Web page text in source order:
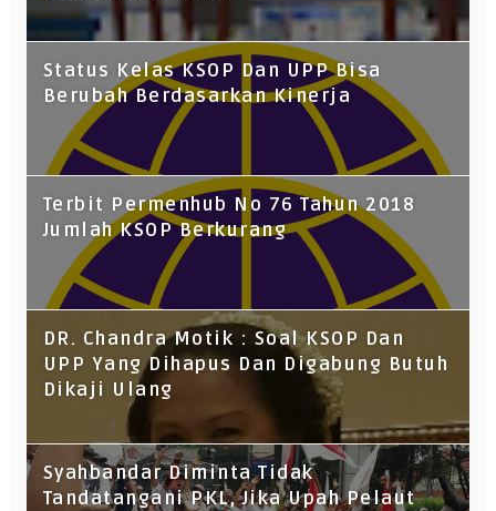
Status Kelas KSOP Dan UPP Bisa
Berubah Berdasarkan Kinerja
Terbit Permenhub No 76 Tahun 2018
Jumlah KSOP Berkurang
DR. Chandra Motik : Soal KSOP Dan
UPP Yang Dihapus Dan Digabung Butuh
Dikaji Ulang
Syahbandar Diminta Tidak
Tandatangani PKL, Jika Upah Pelaut